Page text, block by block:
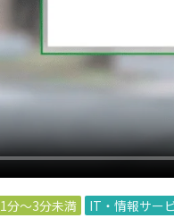
1分～3分未満
IT・情報サー